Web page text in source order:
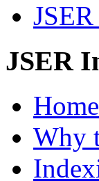
JSER
Home
Why